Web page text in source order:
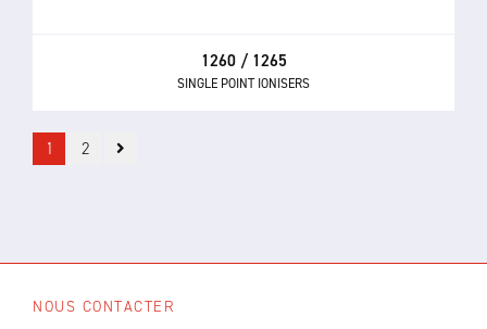
1260 / 1265
SINGLE POINT IONISERS
1 2
NOUS CONTACTER